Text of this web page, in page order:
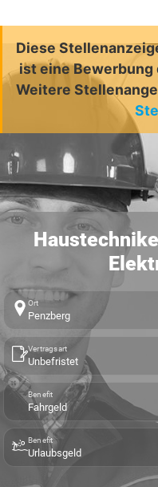
Diese
ist eine Bewerbung
Weitere
Ort
Penzberg
Vertragsart
Unbefristet
Benefit
Fahrgeld
Benefit
Urlaubsgeld